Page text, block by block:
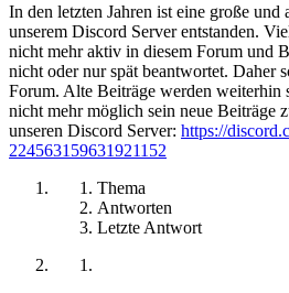
In den letzten Jahren ist eine große
unserem Discord Server entstanden.
nicht mehr aktiv in diesem Forum und
nicht oder nur spät beantwortet. Daher
Forum. Alte Beiträge werden weiterhin
nicht mehr möglich sein neue Beiträge
unseren Discord Server: https://
224563159631921152
Thema
Antworten
Letzte Antwort